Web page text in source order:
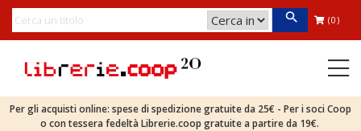
(0)
Per gli acquisti online: spese di spedizione gratuite da 25€ - Per i soci Coop
o con tessera fedeltà Librerie.coop gratuite a partire da 19€.